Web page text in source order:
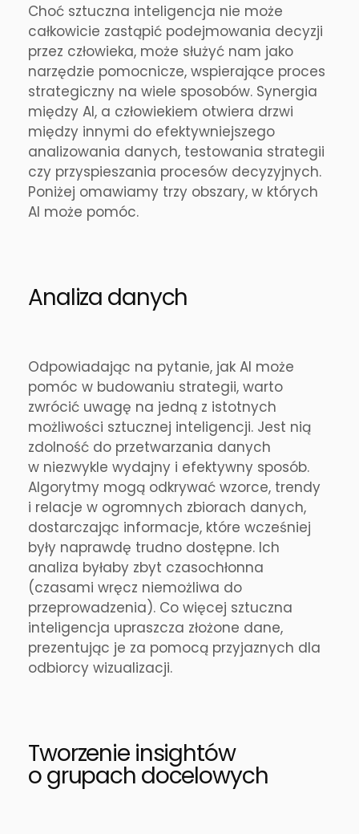
Choć sztuczna inteligencja nie może
całkowicie zastąpić podejmowania decyzji
przez człowieka, może służyć nam jako
narzędzie pomocnicze, wspierające proces
strategiczny na wiele sposobów. Synergia
między AI, a człowiekiem otwiera drzwi
między innymi do efektywniejszego
analizowania danych, testowania strategii
czy przyspieszania procesów decyzyjnych.
Poniżej omawiamy trzy obszary, w których
AI może pomóc.
Analiza danych
Odpowiadając na pytanie, jak AI może
pomóc w budowaniu strategii, warto
zwrócić uwagę na jedną z istotnych
możliwości sztucznej inteligencji. Jest nią
zdolność do przetwarzania danych
w niezwykle wydajny i efektywny sposób.
Algorytmy mogą odkrywać wzorce, trendy
i relacje w ogromnych zbiorach danych,
dostarczając informacje, które wcześniej
były naprawdę trudno dostępne. Ich
analiza byłaby zbyt czasochłonna
(czasami wręcz niemożliwa do
przeprowadzenia). Co więcej sztuczna
inteligencja upraszcza złożone dane,
prezentując je za pomocą przyjaznych dla
odbiorcy wizualizacji.
Tworzenie insightów
o grupach docelowych